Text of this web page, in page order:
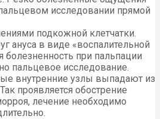
исследовании прямой
подкожной клетчатки.
ануса в виде «воспалительной
болезненность при пальпации
пальцевое исследование.
внутренние узлы выпадают из
проявляется обострение
лечение необходимо